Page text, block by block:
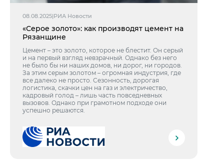
08.08.2025|РИА Новости
«Серое золото»: как производят цемент на
Рязанщине
Цемент – это золото, которое не блестит. Он серый
и на первый взгляд невзрачный. Однако без него
не было бы ни наших домов, ни дорог, ни городов.
За этим серым золотом – огромная индустрия, где
все далеко не просто. Сезонность, дорогая
логистика, скачки цен на газ и электричество,
кадровый голод – лишь часть повседневных
вызовов. Однако при грамотном подходе они
успешно решаются.